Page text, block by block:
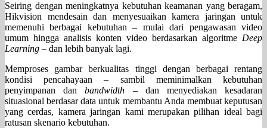
Seiring dengan meningkatnya kebutuhan keamanan yang beragam,
Hikvision mendesain dan menyesuaikan kamera jaringan untuk
memenuhi berbagai kebutuhan – mulai dari pengawasan video
umum hingga analisis konten video berdasarkan algoritme Deep
Learning – dan lebih banyak lagi.
Memproses gambar berkualitas tinggi dengan berbagai rentang
kondisi pencahayaan – sambil meminimalkan kebutuhan
penyimpanan danbandwidth – dan menyediakan kesadaran
situasional berdasar data untuk membantu Anda membuat keputusan
yang cerdas, kamera jaringan kami merupakan pilihan ideal bagi
ratusan skenario kebutuhan.